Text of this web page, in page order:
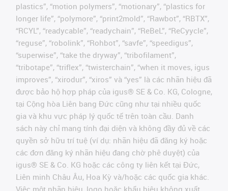
plastics”, “motion polymers”, “motionary”, “plastics for
longer life”, “polymore”, “print2mold”, “Rawbot”, “RBTX”,
“RCYL”, “readycable”, “readychain”, “ReBeL”, “ReCyycle”,
“reguse”, “robolink”, “Rohbot”, “savfe”, “speedigus”,
“superwise”, “take the dryway”, “tribofilament”,
“tribotape”, “triflex”, “twisterchain”, “when it moves, igus
improves”, “xirodur”, “xiros” và “yes” là các nhãn hiệu đã
được bảo hộ hợp pháp của igus® SE & Co. KG, Cologne,
tại Cộng hòa Liên bang Đức cũng như tại nhiều quốc
gia và khu vực pháp lý quốc tế trên toàn cầu. Danh
sách này chỉ mang tính đại diện và không đầy đủ về các
quyền sở hữu trí tuệ (ví dụ: nhãn hiệu đã đăng ký hoặc
các đơn đăng ký nhãn hiệu đang chờ phê duyệt) của
igus® SE & Co. KG hoặc các công ty liên kết tại Đức,
Liên minh Châu Âu, Hoa Kỳ và/hoặc các quốc gia khác.
Việc một nhãn hiệu, logo hoặc khẩu hiệu không xuất